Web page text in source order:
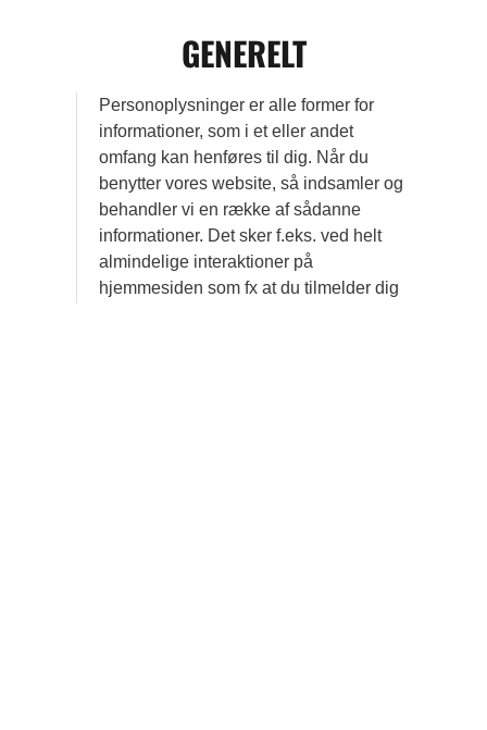
GENERELT
Personoplysninger er alle former for
informationer, som i et eller andet
omfang kan henføres til dig. Når du
benytter vores website, så indsamler og
behandler vi en række af sådanne
informationer. Det sker f.eks. ved helt
almindelige interaktioner på
hjemmesiden som fx at du tilmelder dig